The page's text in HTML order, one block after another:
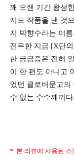
꽤 오랜 기간 왕성
지도 작품을 낸 것
지 박향수라는 이
전무한 지금 [X단
한 궁금증은 전혀
이 한 편도 아니고
었던 클로버문고의
수 없는 수수께끼다.
* 본 리뷰에 사용된 스